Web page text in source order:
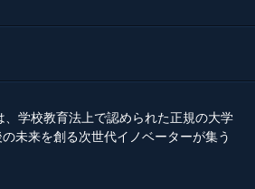
、学校教育法上で認められた正規の大学
未来を創る次世代イノベーターが集う